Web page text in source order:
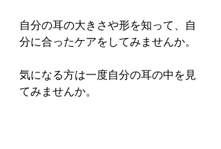
自分の耳の大きさや形を知って、自
分に合ったケアをしてみませんか。
気になる方は一度自分の耳の中を見
てみませんか。